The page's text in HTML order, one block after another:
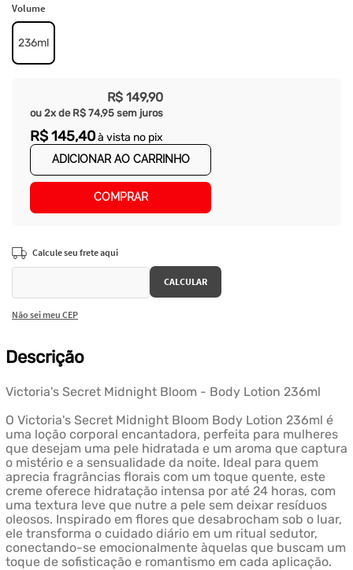
Volume
236ml
R$ 149,90
ou 2x de R$ 74,95 sem juros
R$145,40à vista no pix
ADICIONAR AO CARRINHO
COMPRAR
Não sei meu CEP
Descrição
Victoria's Secret Midnight Bloom - Body Lotion 236ml
O Victoria's Secret Midnight Bloom Body Lotion 236ml é
uma loção corporal encantadora, perfeita para mulheres
que desejam uma pele hidratada e um aroma que captura
o mistério e a sensualidade da noite. Ideal para quem
aprecia fragrâncias florais com um toque quente, este
creme oferece hidratação intensa por até 24 horas, com
uma textura leve que nutre a pele sem deixar resíduos
oleosos. Inspirado em flores que desabrocham sob o luar,
ele transforma o cuidado diário em um ritual sedutor,
conectando-se emocionalmente àquelas que buscam um
toque de sofisticação e romantismo em cada aplicação.